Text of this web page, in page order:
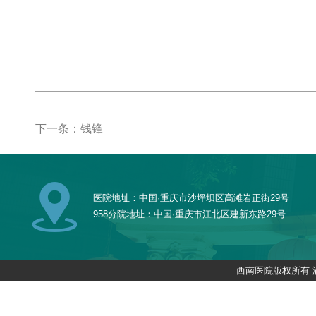
下一条：钱锋
医院地址：中国·重庆市沙坪坝区高滩岩正街29号
958分院地址：中国·重庆市江北区建新东路29号
西南医院版权所有